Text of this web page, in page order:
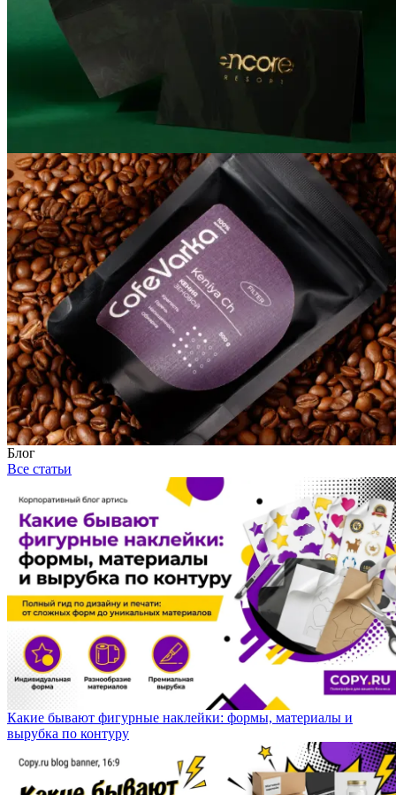
Блог
Все статьи
Какие бывают фигурные наклейки: формы, материалы и
вырубка по контуру